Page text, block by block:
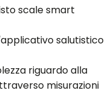
scale smart
salutistico
riguardo alla
misurazioni